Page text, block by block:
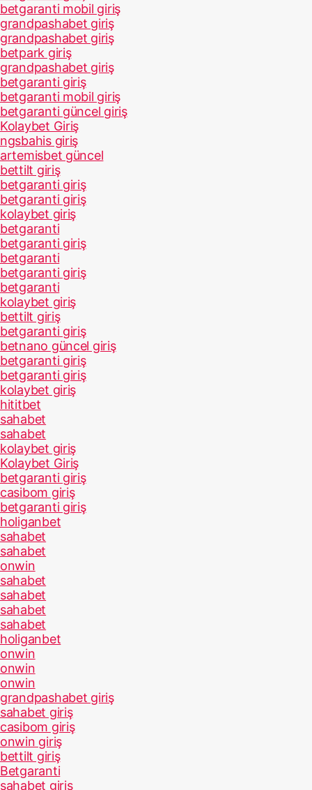
betgaranti mobil giriş
grandpashabet giriş
grandpashabet giriş
betpark giriş
grandpashabet giriş
betgaranti giriş
betgaranti mobil giriş
betgaranti güncel giriş
Kolaybet Giriş
ngsbahis giriş
artemisbet güncel
bettilt giriş
betgaranti giriş
betgaranti giriş
kolaybet giriş
betgaranti
betgaranti giriş
betgaranti
betgaranti giriş
betgaranti
kolaybet giriş
bettilt giriş
betgaranti giriş
betnano güncel giriş
betgaranti giriş
betgaranti giriş
kolaybet giriş
hititbet
sahabet
sahabet
kolaybet giriş
Kolaybet Giriş
betgaranti giriş
casibom giriş
betgaranti giriş
holiganbet
sahabet
sahabet
onwin
sahabet
sahabet
sahabet
sahabet
holiganbet
onwin
onwin
onwin
grandpashabet giriş
sahabet giriş
casibom giriş
onwin giriş
bettilt giriş
Betgaranti
sahabet giriş